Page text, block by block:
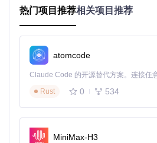
的同时提升翻译效率
部署步骤：从源码到可用的极简流程
网络中断时如何继续翻译？通过以下
pip install -r requirements.txt
热门项目推荐相关项目推荐
atomcode
Rust
0 534
MiniMax-H3